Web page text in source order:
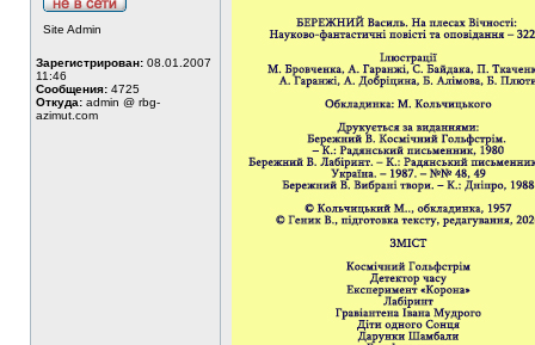
Site Admin
Зарегистрирован: 08.01.2007
11:46
Сообщения: 4725
Откуда: admin @ rbg-
azimut.com